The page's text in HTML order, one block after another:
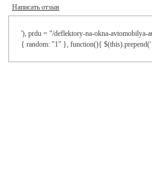
Написать отзыв
'), prdu = "/deflektory-na-okna-avtomobilya-
{ random: "1" }, function(){ $(this).prepend('